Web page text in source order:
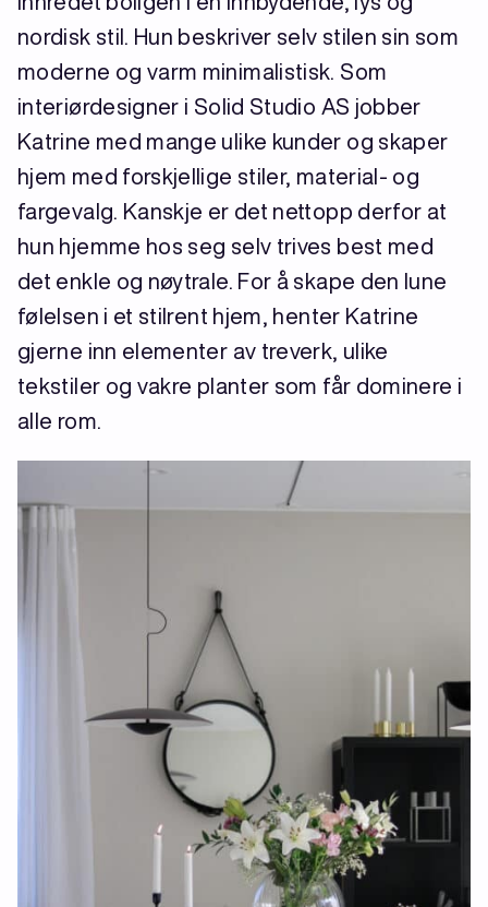
nordisk stil. Hun beskriver selv stilen sin som
moderne og varm minimalistisk. Som
interiørdesigner i Solid Studio AS jobber
Katrine med mange ulike kunder og skaper
hjem med forskjellige stiler, material- og
fargevalg. Kanskje er det nettopp derfor at
hun hjemme hos seg selv trives best med
det enkle og nøytrale. For å skape den lune
følelsen i et stilrent hjem, henter Katrine
gjerne inn elementer av treverk, ulike
tekstiler og vakre planter som får dominere i
alle rom.